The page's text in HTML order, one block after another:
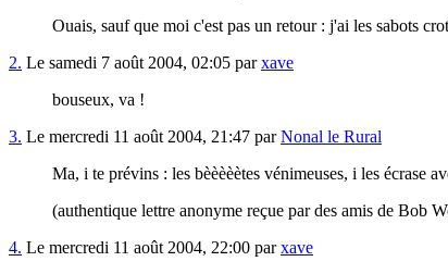
Ouais, sauf que moi c'est pas un retour : j'ai les sabots
2. Le samedi 7 août 2004, 02:05 parxave
bouseux, va !
3. Le mercredi 11 août 2004, 21:47 parNonal le Rural
Ma, i te prévins : les bèèèèètes vénimeuses, i les écrase
(authentique lettre anonyme reçue par des amis de Bob
4. Le mercredi 11 août 2004, 22:00 parxave